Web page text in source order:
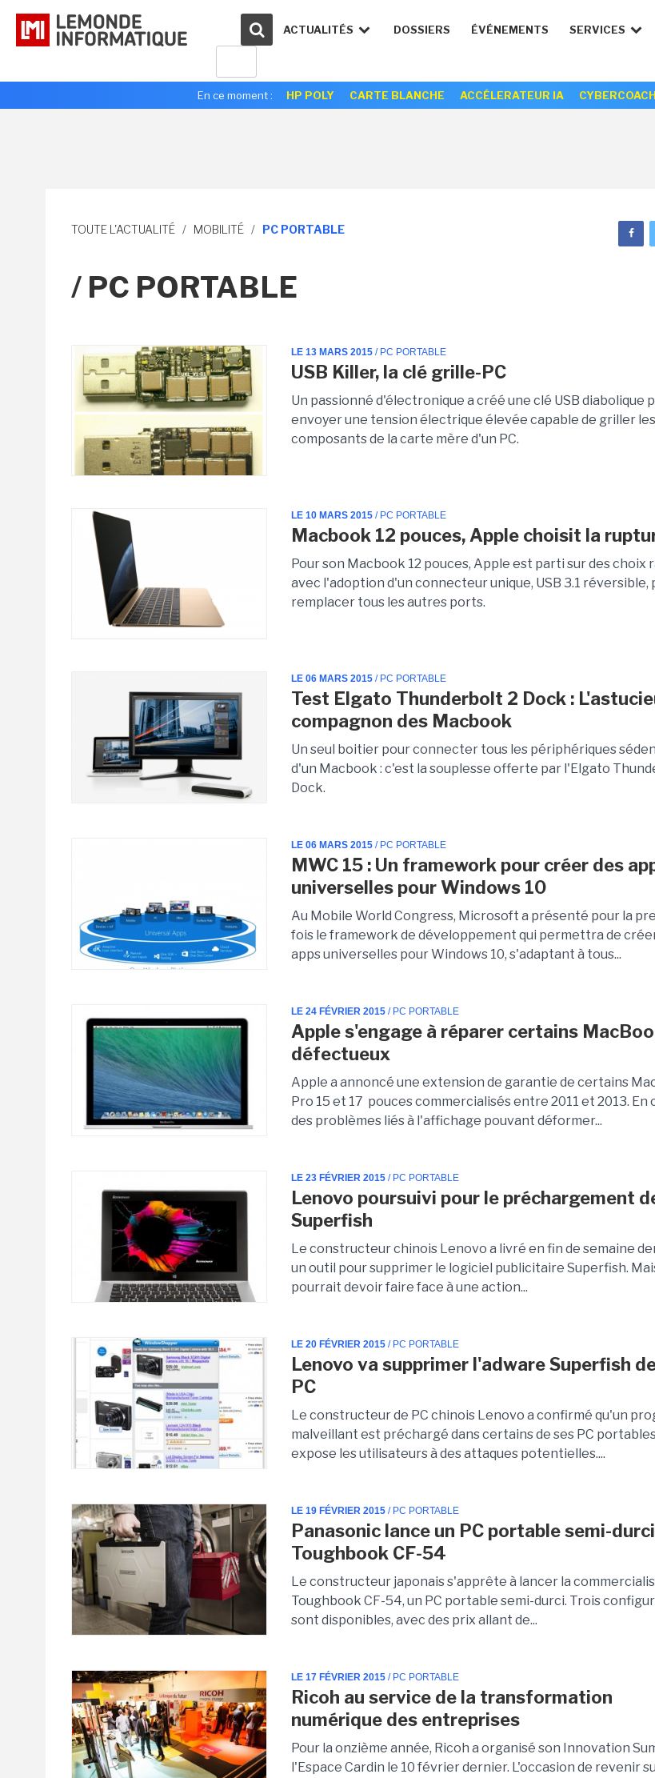
ACTUALITÉS DOSSIERS ÉVÉNEMENTS SERVICES
En ce moment : HP POLY CARTE BLANCHE ACCÉLERATEUR IA CYBERCOACH
TOUTE L'ACTUALITÉ / MOBILITÉ / PC PORTABLE
/ PC PORTABLE
LE 13 MARS 2015 / PC PORTABLE
USB Killer, la clé grille-PC
Un passionné d'électronique a créé une clé USB diabolique
envoyer une tension électrique élevée capable de griller les
composants de la carte mère d'un PC.
LE 10 MARS 2015 / PC PORTABLE
Macbook 12 pouces, Apple choisit la
Pour son Macbook 12 pouces, Apple est parti sur des choix
avec l'adoption d'un connecteur unique, USB 3.1 réversible,
remplacer tous les autres ports.
LE 06 MARS 2015 / PC PORTABLE
Test Elgato Thunderbolt 2 Dock :
compagnon des Macbook
Un seul boitier pour connecter tous les périphériques
d'un Macbook : c'est la souplesse offerte par l'Elgato
Dock.
LE 06 MARS 2015 / PC PORTABLE
MWC 15 : Un framework pour créer des
universelles pour Windows 10
Au Mobile World Congress, Microsoft a présenté pour la
fois le framework de développement qui permettra de
apps universelles pour Windows 10, s'adaptant à tous...
LE 24 FÉVRIER 2015 / PC PORTABLE
Apple s'engage à réparer certains
défectueux
Apple a annoncé une extension de garantie de certains
Pro 15 et 17 pouces commercialisés entre 2011 et 2013. En
des problèmes liés à l'affichage pouvant déformer...
LE 23 FÉVRIER 2015 / PC PORTABLE
Lenovo poursuivi pour le préchargement
Superfish
Le constructeur chinois Lenovo a livré en fin de semaine
un outil pour supprimer le logiciel publicitaire Superfish.
pourrait devoir faire face à une action...
LE 20 FÉVRIER 2015 / PC PORTABLE
Lenovo va supprimer l'adware Superfish
PC
Le constructeur de PC chinois Lenovo a confirmé qu'un
malveillant est préchargé dans certains de ses PC
expose les utilisateurs à des attaques potentielles....
LE 19 FÉVRIER 2015 / PC PORTABLE
Panasonic lance un PC portable semi-
Toughbook CF-54
Le constructeur japonais s'apprête à lancer la
Toughbook CF-54, un PC portable semi-durci. Trois
sont disponibles, avec des prix allant de...
LE 17 FÉVRIER 2015 / PC PORTABLE
Ricoh au service de la transformation
numérique des entreprises
Pour la onzième année, Ricoh a organisé son Innovation
l'Espace Cardin le 10 février dernier. L'occasion de revenir